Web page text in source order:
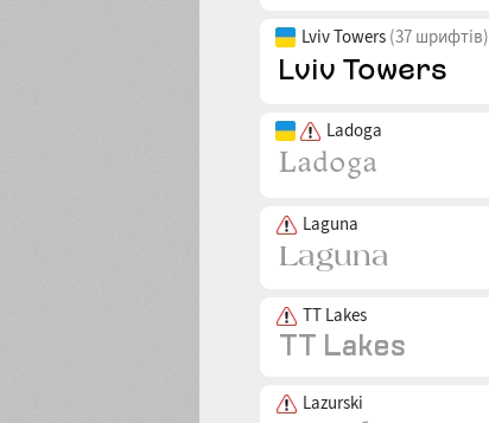
Lviv Towers (37 шрифтів)
Ladoga
Laguna
TT Lakes
Lazurski